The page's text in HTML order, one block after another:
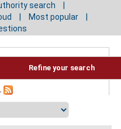
search
Most popular
Refine your search